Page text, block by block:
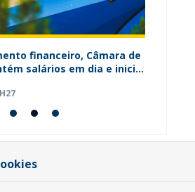
financeiro, Câmara de
salários em dia e inicia
INFORMAÇÕES